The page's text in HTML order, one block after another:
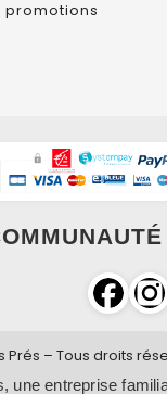
promotions
– Tous droits
une entreprise